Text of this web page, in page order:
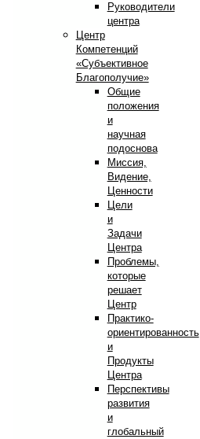
Руководители
центра
Центр
Компетенций
«Субъективное
Благополучие»
Общие
положения
и
научная
подоснова
Миссия,
Видение,
Ценности
Цели
и
Задачи
Центра
Проблемы,
которые
решает
Центр
Практико-
ориентированность
и
Продукты
Центра
Перспективы
развития
и
глобальный